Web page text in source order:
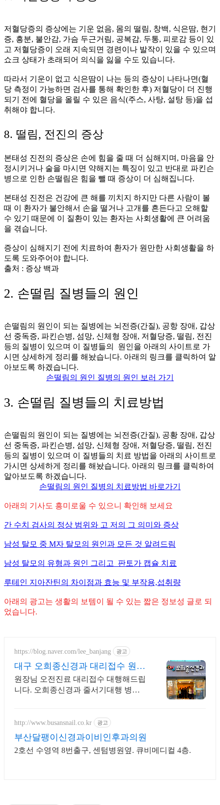
저혈당증의 증상에는 기운 없음, 몸의 떨림, 창백, 식은땀, 현기
증, 흥분, 불안감, 가슴 두근거림, 공복감, 두통, 피로감 등이 있
고 저혈당증이 오래 지속되면 경련이나 발작이 있을 수 있으며
쇼크 상태가 초래되어 의식을 잃을 수도 있습니다.
따라서 기운이 없고 식은땀이 나는 등의 증상이 나타나면(혈
당 측정이 가능하면 검사를 통해 확인한 후) 저혈당이 더 진행
되기 전에 혈당을 올릴 수 있은 음식(주스, 사탕, 설탕 등)을 섭
취해야 합니다.
8. 떨림, 전진의 증상
본태성 진전의 증상은 손에 힘을 줄 때 더 심해지며, 마음을 안
정시키거나 술을 마시면 약해지는 특징이 있고 반대로 파킨슨
병으로 인한 손떨림은 힘을 뺄 때 증상이 더 심해집니다.
본태성 진전은 건강에 큰 해를 끼치지 하지만 다른 사람이 볼
때 이 환자가 불안해서 손을 떨거나 고개를 흔든다고 오해할
수 있기 때문에 이 질환이 있는 환자는 사회생활에 큰 어려움
을 겪습니다.
증상이 심해지기 전에 치료하여 환자가 원만한 사회생활을 하
도록 도와주어야 합니다.
출처 : 증상 백과
2. 손떨림 질병들의 원인
손떨림의 원인이 되는 질병에는 뇌전증(간질), 공항 장애, 갑상
선 중독증, 파킨슨병, 섬망, 신체형 장애, 저혈당증, 떨림, 전진
등의 질병이 있으며 이 질병들의 원인을 아래의 사이트로 가
시면 상세하게 정리를 해놨습니다. 아래의 링크를 클릭하여 알
아보도록 하겠습니다.
손떨림의 원인 질병의 원인 보러 가기
3. 손떨림 질병들의 치료방법
손떨림의 원인이 되는 질병에는 뇌전증(간질), 공황 장애, 갑상
선 중독증, 파킨슨병, 섬망, 신체형 장애, 저혈당증, 떨림, 전진
등의 질병이 있으며 이 질병들의 치료 방법을 아래의 사이트로
가시면 상세하게 정리를 해놨습니다. 아래의 링크를 클릭하여
알아보도록 하겠습니다.
손떨림의 원인 질병의 치료방법 바로가기
아래의 기사도 흥미로울 수 있으니 확인해 보세요
간 수치 검사의 정상 범위와 고 저의 그 의미와 증상
남성 탈모 중 M자 탈모의 원인과 모든 것 알려드림
남성 탈모의 유형과 원인 그리고 판토가 캡슐 치료
루테인 지아잔틴의 차이점과 효능 및 부작용,섭취량
아래의 광고는 생활의 보템이 될 수 있는 짧은 정보성 글로 되
었습니다.
https://blog.naver.com/lee_banjang 광고
대구 오희종신경과 대리접수 원하
는 시간, 원장님 OK
원장님 오전진료 대리접수 대행해드립
니다. 오희종신경과 줄서기대행 병원
요
http://www.busansnail.co.kr 광고
부산달팽이신경과이비인후과의원
2호선 수영역 8번출구, 센텀병원옆. 큐비메디컬 4층.